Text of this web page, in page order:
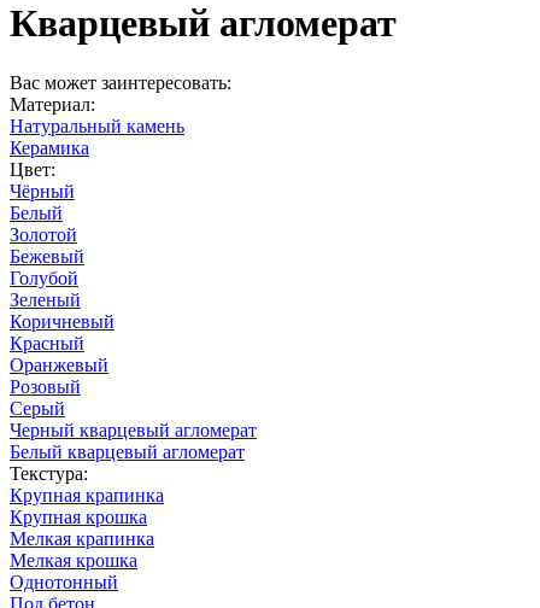
Кварцевый агломерат
Вас может заинтересовать:
Материал:
Натуральный камень
Керамика
Цвет:
Чёрный
Белый
Золотой
Бежевый
Голубой
Зеленый
Коричневый
Красный
Оранжевый
Розовый
Серый
Черный кварцевый агломерат
Белый кварцевый агломерат
Текстура:
Крупная крапинка
Крупная крошка
Мелкая крапинка
Мелкая крошка
Однотонный
Под бетон